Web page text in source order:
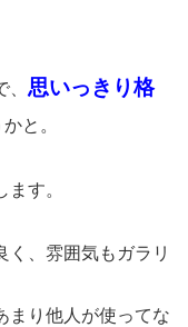
思いっきり格
と。
す。
く、雰囲気もガラリ
まり他人が使ってな